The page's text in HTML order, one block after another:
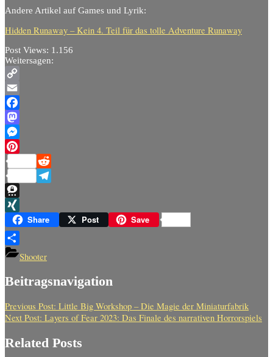
Andere Artikel auf Games und Lyrik:
Hidden Runaway – Kein 4. Teil für das tolle Adventure Runaway
Post Views: 1.156
Weitersagen:
Copy
Link
Email
Facebook
Mastodon
Messenger
Pinterest
Reddit
Telegram
Threema
XINGShare Post Save
TeilenShooter
Beitragsnavigation
Previous Post: Little Big Workshop – Die Magie der Miniaturfabrik
Next Post: Layers of Fear 2023: Das Finale des narrativen Horrorspiels
Related Posts